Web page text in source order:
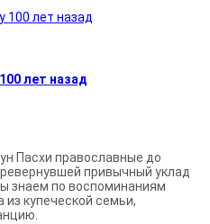
лет назад
Пасхи православные до
привычный уклад
знаем по воспоминаниям
купеческой семьи,